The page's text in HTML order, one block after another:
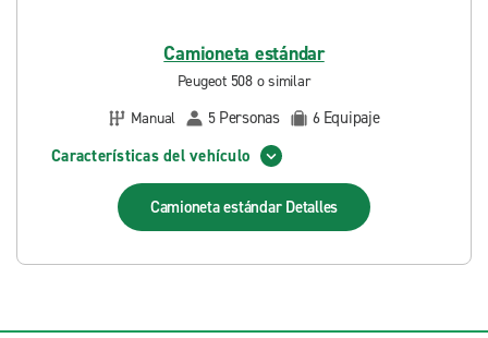
Camioneta estándar
Peugeot 508 o similar
Manual
5 Personas 6 Equipaje
Características del vehículo
Camioneta estándar Detalles